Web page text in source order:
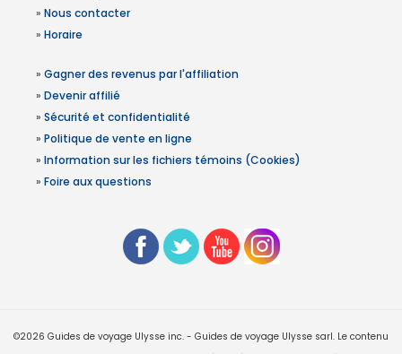
» Nous contacter
» Horaire
» Gagner des revenus par l'affiliation
» Devenir affilié
» Sécurité et confidentialité
» Politique de vente en ligne
» Information sur les fichiers témoins (Cookies)
» Foire aux questions
©2026 Guides de voyage Ulysse inc. - Guides de voyage Ulysse sarl. Le contenu